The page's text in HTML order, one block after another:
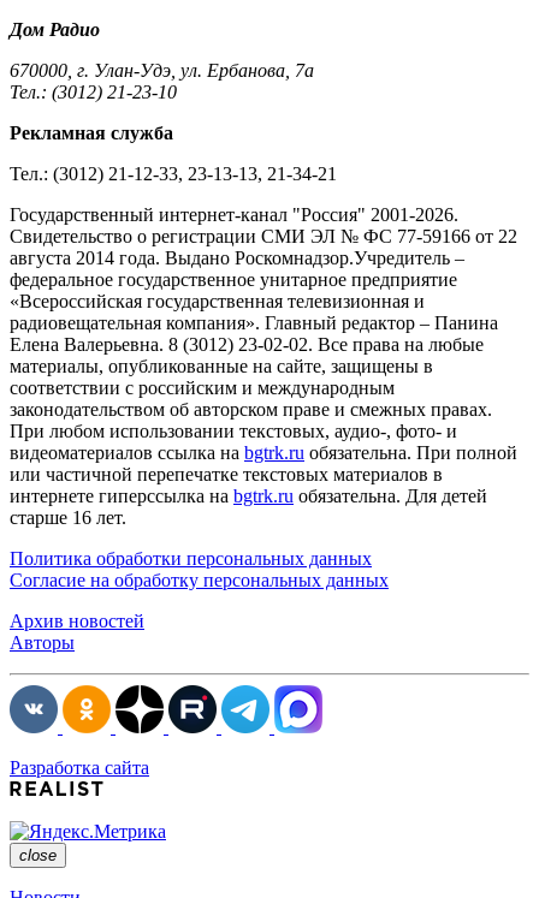
Дом Радио
670000, г. Улан-Удэ, ул. Ербанова, 7а
Тел.: (3012) 21-23-10
Рекламная служба
Тел.: (3012) 21-12-33, 23-13-13, 21-34-21
Государственный интернет-канал "Россия" 2001-2026.
Cвидетельство о регистрации СМИ ЭЛ № ФС 77-59166 от 22
августа 2014 года. Выдано Роскомнадзор.Учредитель –
федеральное государственное унитарное предприятие
«Всероссийская государственная телевизионная и
радиовещательная компания». Главный редактор – Панина
Елена Валерьевна. 8 (3012) 23-02-02. Все права на любые
материалы, опубликованные на сайте, защищены в
соответствии с российским и международным
законодательством об авторском праве и смежных правах.
При любом использовании текстовых, аудио-, фото- и
видеоматериалов ссылка на bgtrk.ru обязательна. При полной
или частичной перепечатке текстовых материалов в
интернете гиперссылка на bgtrk.ru обязательна. Для детей
старше 16 лет.
Политика обработки персональных данных
Согласие на обработку персональных данных
Архив новостей
Авторы
Разработка сайта
close